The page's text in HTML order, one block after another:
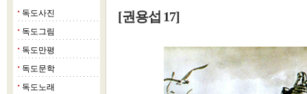
■ 독도사진
■ 독도그림
■ 독도만평
■ 독도문학
■ 독도노래
[권용섭 17]